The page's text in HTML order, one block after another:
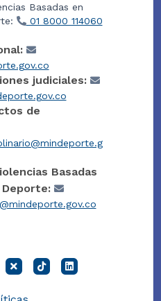
Basadas en
01 8000 114060
judiciales:
de
Basadas